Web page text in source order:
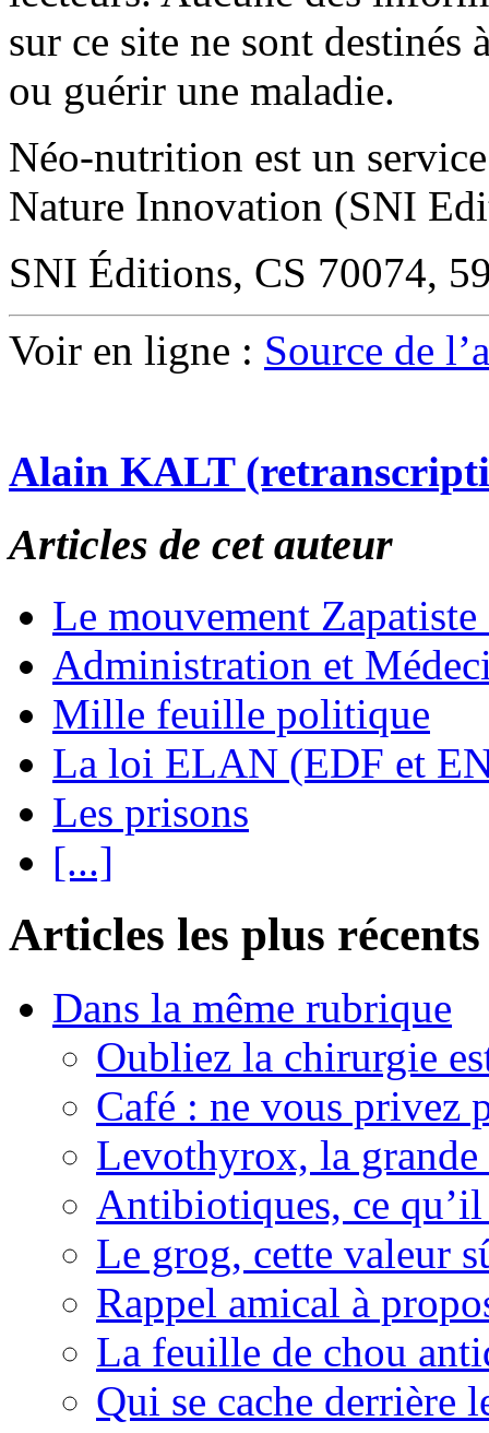
sur ce site ne sont destinés
ou guérir une maladie.
Néo-nutrition est un
Nature Innovation (SNI
SNI Éditions, CS 70074,
Voir en ligne : Source de
Alain KALT
Articles de cet auteur
Le mouvement
Administration et
Mille feuille politique
La loi ELAN (EDF et
Les prisons
[...]
Articles les plus récents
Dans la même rubrique
Oubliez la chirurgie
Café : ne vous privez
Levothyrox, la
Antibiotiques, ce
Le grog, cette valeur
Rappel amical à
La feuille de chou
Qui se cache derrière